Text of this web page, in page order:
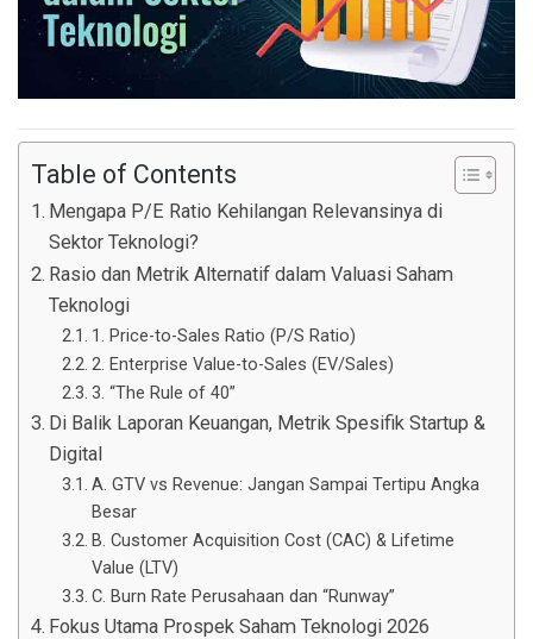
Table of Contents
Mengapa P/E Ratio Kehilangan Relevansinya di
Sektor Teknologi?
Rasio dan Metrik Alternatif dalam Valuasi Saham
Teknologi
1. Price-to-Sales Ratio (P/S Ratio)
2. Enterprise Value-to-Sales (EV/Sales)
3. “The Rule of 40”
Di Balik Laporan Keuangan, Metrik Spesifik Startup &
Digital
A. GTV vs Revenue: Jangan Sampai Tertipu Angka
Besar
B. Customer Acquisition Cost (CAC) & Lifetime
Value (LTV)
C. Burn Rate Perusahaan dan “Runway”
Fokus Utama Prospek Saham Teknologi 2026